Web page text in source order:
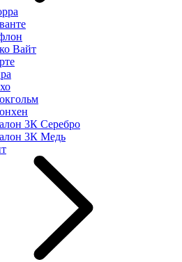
Вайт
3К Серебро
3К Медь